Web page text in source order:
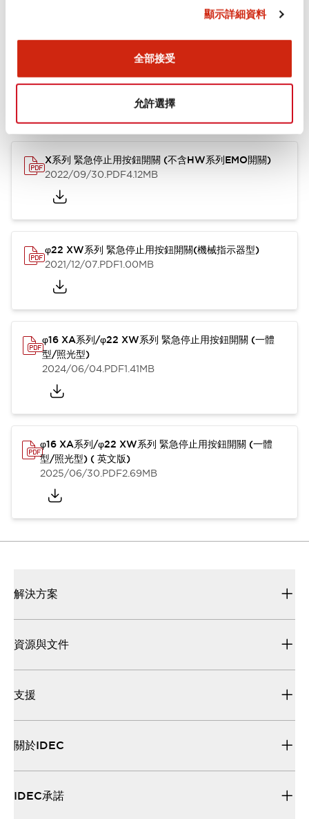
顯示詳細資料
全部接受
允許選擇
使用說明書 CAD檔
X系列 緊急停止用按鈕開關 (不含HW系列EMO開關)
2022/09/30.PDF4.12MB
φ22 XW系列 緊急停止用按鈕開關(機械指示器型)
2021/12/07.PDF1.00MB
φ16 XA系列/φ22 XW系列 緊急停止用按鈕開關 (一體
型/照光型)
2024/06/04.PDF1.41MB
φ16 XA系列/φ22 XW系列 緊急停止用按鈕開關 (一體
型/照光型) ( 英文版)
2025/06/30.PDF2.69MB
解決方案
資源與文件
支援
關於IDEC
IDEC承諾